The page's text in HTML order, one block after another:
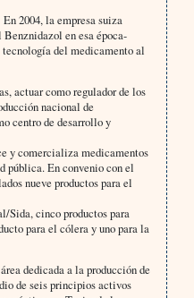
2004, la empresa suiza
en esa época-
del medicamento al
actuar como regulador de los
nacio­nal de
centro de desarrollo y
y comercializa medicamentos
pública. En convenio con el
nueve productos para el
Sida, cinco productos para
para el cólera y uno para la
dedicada a la producción de
de seis principios activos